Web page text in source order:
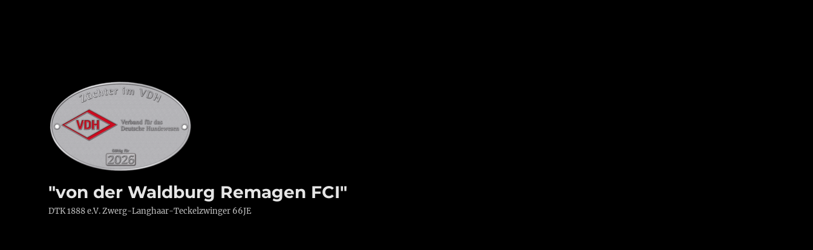
"von der Waldburg Remagen FCI"
DTK 1888 e.V. Zwerg-Langhaar-Teckelzwinger 66JE